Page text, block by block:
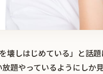
しはじめている」と話
題やっているようにしか